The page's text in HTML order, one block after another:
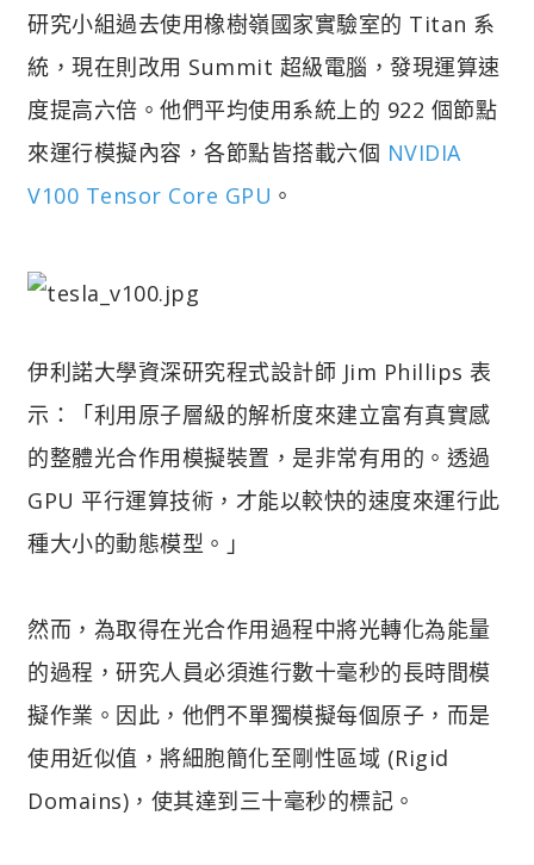
研究小組過去使用橡樹嶺國家實驗室的 Titan 系
統，現在則改用 Summit 超級電腦，發現運算速
度提高六倍。他們平均使用系統上的 922 個節點
來運行模擬內容，各節點皆搭載六個 NVIDIA
V100 Tensor Core GPU 。
伊利諾大學資深研究程式設計師 Jim Phillips 表
示：「利用原子層級的解析度來建立富有真實感
的整體光合作用模擬裝置，是非常有用的。透過
GPU 平行運算技術，才能以較快的速度來運行此
種大小的動態模型。」
然而，為取得在光合作用過程中將光轉化為能量
的過程，研究人員必須進行數十毫秒的長時間模
擬作業。因此，他們不單獨模擬每個原子，而是
使用近似值，將細胞簡化至剛性區域 (Rigid
Domains)，使其達到三十毫秒的標記。